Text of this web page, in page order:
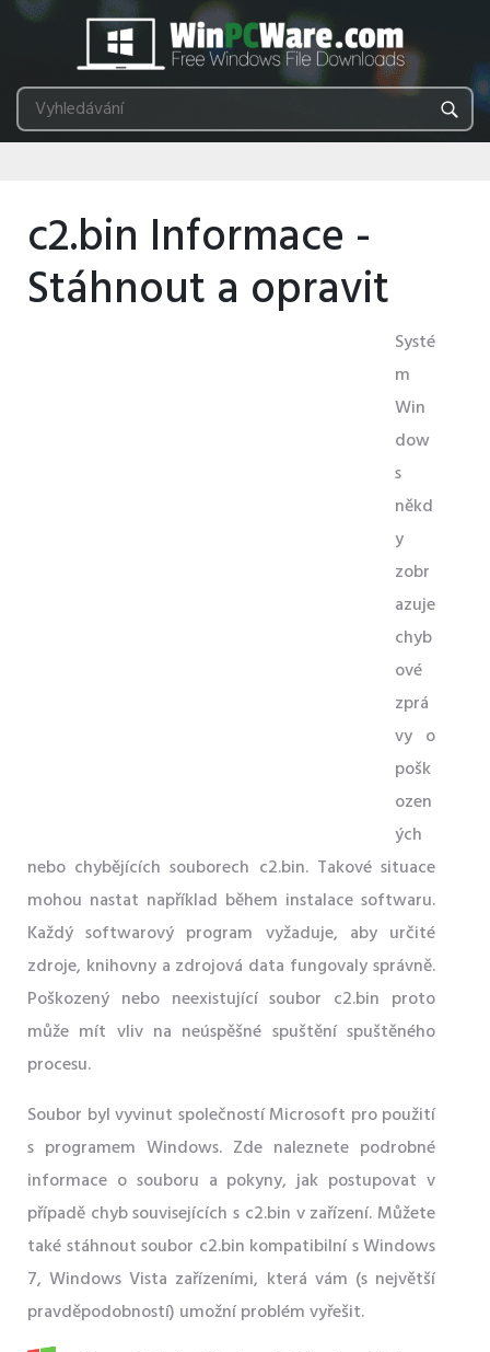
c2.bin Informace -
Stáhnout a opravit
Systé
m
Win
dow
s
někd
y
zobr
azuje
chyb
ové
zprá
vy o
pošk
ozen
ých
nebo chybějících souborech c2.bin. Takové situace
mohou nastat například během instalace softwaru.
Každý softwarový program vyžaduje, aby určité
zdroje, knihovny a zdrojová data fungovaly správně.
Poškozený nebo neexistující soubor c2.bin proto
může mít vliv na neúspěšné spuštění spuštěného
procesu.
Soubor byl vyvinut společností Microsoft pro použití
s ​​programem Windows. Zde naleznete podrobné
informace o souboru a pokyny, jak postupovat v
případě chyb souvisejících s c2.bin v zařízení. Můžete
také stáhnout soubor c2.bin kompatibilní s Windows
7, Windows Vista zařízeními, která vám (s největší
pravděpodobností) umožní problém vyřešit.